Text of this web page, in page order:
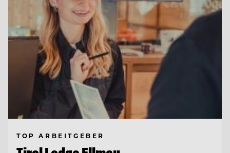
TOP ARBEITGEBER